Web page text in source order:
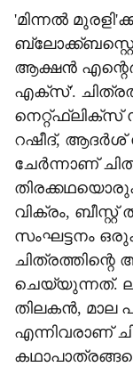
'മിന്നൽ
ആക്ഷൻ
എക്സ്'.
നെറ്റ്ഫ്ലിക്സ്
റഷീദ്,
ചേർന്നാണ്
വിക്രം,
സംഘട്ടനം
ചെയ്യുന്നത്.
തിലകന്‍, മാല
എന്നിവരാണ്